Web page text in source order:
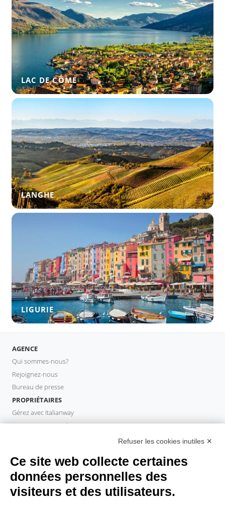
LAC DE CÔME
LANGHE
LIGURIE
AGENCE
Qui sommes-nous?
Rejoignez-nous
Bureau de presse
PROPRIÉTAIRES
Gérez avec Italianway
Investissez avec Italianway
Devenir partenaire
Italianway Academy
INVITÉS
Refuser les cookies inutiles ✕
Ce site web collecte certaines
données personnelles des
visiteurs et des utilisateurs.